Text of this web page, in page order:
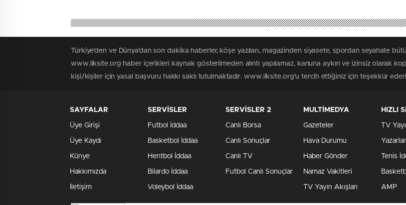
Türkiye'den ve Dünya’dan son dakika haberler, köşe yazıları, magazinden siyasete, spordan seyahate
www.ilksite.org haber içerikleri kaynak gösterilmeden alıntı yapılamaz, kanuna aykırı ve izinsiz olarak
kişi/kişiler için yasal başvuru hakkı saklı tutulmaktadır. www.ilksite.org'u tercih ettiğiniz için teşekkür
SAYFALAR
Üye Girişi
Üye Kaydı
Künye
Hakkımızda
İletişim
SERVİSLER
Futbol İddaa
Basketbol İddaa
Hentbol İddaa
Bilardo İddaa
Voleybol İddaa
SERVİSLER 2
Canlı Borsa
Canlı Sonuçlar
Canlı TV
Futbol Canlı Sonuçlar
MULTİMEDYA
Gazeteler
Hava Durumu
Haber Gönder
Namaz Vakitleri
TV Yayın Akışları
HIZLI
TV
Tenis
AMP